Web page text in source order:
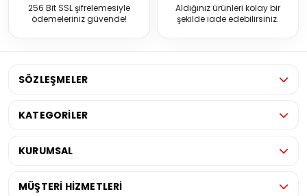
256 Bit SSL şifrelemesiyle
ödemeleriniz güvende!
Aldığınız ürünleri kolay bir
şekilde iade edebilirsiniz.
SÖZLEŞMELER
KATEGORİLER
KURUMSAL
MÜŞTERİ HİZMETLERİ